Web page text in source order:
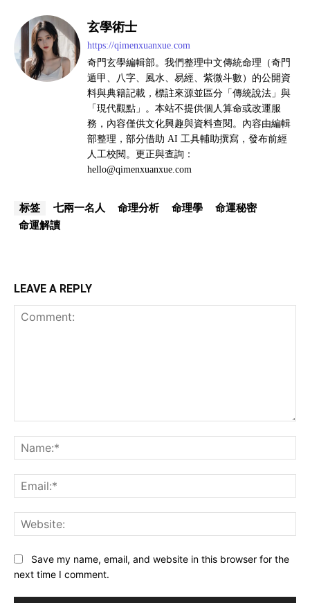
玄學術士
https://qimenxuanxue.com
奇門玄學編輯部。我們整理中文傳統命理（奇門
遁甲、八字、風水、易經、紫微斗數）的公開資
料與典籍記載，標註來源並區分「傳統說法」與
「現代觀點」。本站不提供個人算命或改運服
務，內容僅供文化興趣與資料查閱。內容由編輯
部整理，部分借助 AI 工具輔助撰寫，發布前經
人工校閱。更正與查詢：
hello@qimenxuanxue.com
标签 七兩一名人 命理分析 命理學
命運秘密
命運解讀
LEAVE A REPLY
Save my name, email, and website in this browser for the
next time I comment.